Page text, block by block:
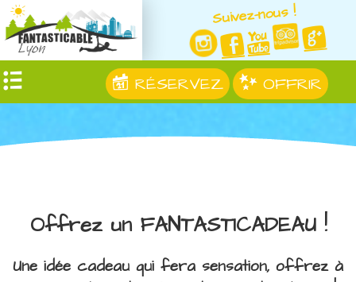
Suivez-nous !
RÉSERVEZ OFFRIR
Offrez un FANTASTICADEAU !
Une idée cadeau qui fera sensation, offrez à